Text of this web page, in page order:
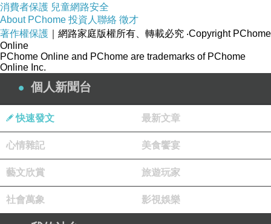
i_code=1855130&memid=6000000188&cid=a
puad&oid=1&osm=league
商品訊息功能
品號：1855130
電池王，牌子老，品質好
消費者保護 兒童網路安全
About PChome 投資人聯絡 徵才
著作權保護 ｜網路家庭版權所有、轉載必究 ‧Copyright PChome
Online
PChome Online and PChome are trademarks of PChome
Online Inc.
個人新聞台
快速發文 最新文章
心情雜記 美食饗宴
藝文欣賞 旅遊玩家
社會萬象 影視娛樂